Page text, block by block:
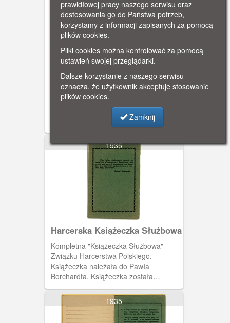
służby w gromadzie zuchów i tabela do
wpisów prób organizacyjnych. Na
dziewiątej stronie tabela wpisów prób
organizacyjnych.
Harcerska Książeczka Służbowa
Kompletna "Książeczka Służbowa"
Związku Harcerstwa Polskiego.
Książeczka należała do Pawła
Borchardta. Książeczka została
wystawiona 19 czerwca 1937 roku
przez harcmistrza Alfa Liczmańskiego.
Na czwartej i piątej stronie tabelki
dotyczące przedłużenia ważności
książeczki służbowej.
1935
Harcerska Książeczka Służbowa
Kompletna "Książeczka Służbowa"
Związku Harcerstwa Polskiego.
Książeczka należała do Pawła
Borchardta. Książeczka została
wystawiona 19 czerwca 1937 roku
przez harcmistrza Alfa Liczmańskiego.
Ostatnia strona okładki z cytatem
Jędrzeja Śniadeckiego.
1935
prawidłowej pracy naszego serwisu oraz
dostosowania go do Państwa potrzeb,
korzystamy z informacji zapisanych za pomocą
plików cookies.
Pliki cookies można kontrolować za pomocą
ustawień swojej przeglądarki.
Dalsze korzystanie z naszego serwisu
oznacza, że użytkownik akceptuje stosowanie
plików cookies.
Zamknij